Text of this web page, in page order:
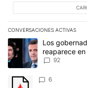
CONVERSACIONES ACTIVAS
Este listado muestra
Un artículo de
Los
reaparece
92
Un artículo de
6